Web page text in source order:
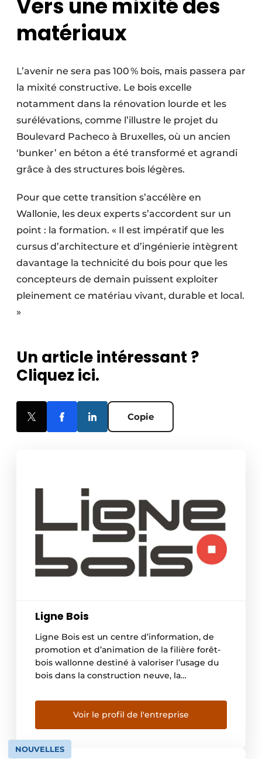
Vers une mixité des
matériaux
L’avenir ne sera pas 100 % bois, mais passera par
la mixité constructive. Le bois excelle
notamment dans la rénovation lourde et les
surélévations, comme l’illustre le projet du
Boulevard Pacheco à Bruxelles, où un ancien
‘bunker’ en béton a été transformé et agrandi
grâce à des structures bois légères.
Pour que cette transition s’accélère en
Wallonie, les deux experts s’accordent sur un
point : la formation. « Il est impératif que les
cursus d’architecture et d’ingénierie intègrent
davantage la technicité du bois pour que les
concepteurs de demain puissent exploiter
pleinement ce matériau vivant, durable et local.
»
Un article intéressant ?
Cliquez ici.
Copie
Ligne Bois
Ligne Bois est un centre d’information, de
promotion et d’animation de la filière forêt-
bois wallonne destiné à valoriser l’usage du
bois dans la construction neuve, la
aménagements intérieurs, extérieurs et
urbains. L’association œuvre à la promotion
du matériau bois auprès des professionnels,
des administrations et du grand public, en
couvrant […]
Voir le profil de l'entreprise
NOUVELLES